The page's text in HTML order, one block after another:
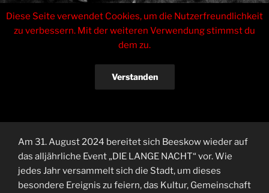
Zum
Inhalt
springen
Tinas Haarstudio
Inhaberin Sabrina Czarkowski
Menü
Am 31. August 2024 bereitet sich Beeskow wieder auf
das alljährliche Event „DIE LANGE NACHT“ vor. Wie
jedes Jahr versammelt sich die Stadt, um dieses
besondere Ereignis zu feiern, das Kultur, Gemeinschaft
Diese Seite verwendet Cookies, um die Nutzerfreundlichkeit
zu verbessern. Mit der weiteren Verwendung stimmst du
dem zu.
Verstanden